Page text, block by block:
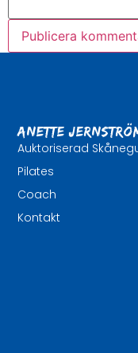
Anette
Auktoriserad
Pilates
Coach
Kontakt